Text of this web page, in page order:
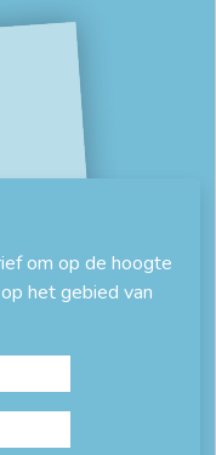
om op de hoogte
het gebied van